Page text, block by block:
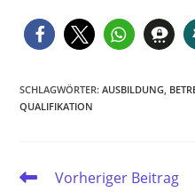
SCHLAGWÖRTER:AUSBILDUNG
QUALIFIKATION
WeitereVorheriger Beitrag